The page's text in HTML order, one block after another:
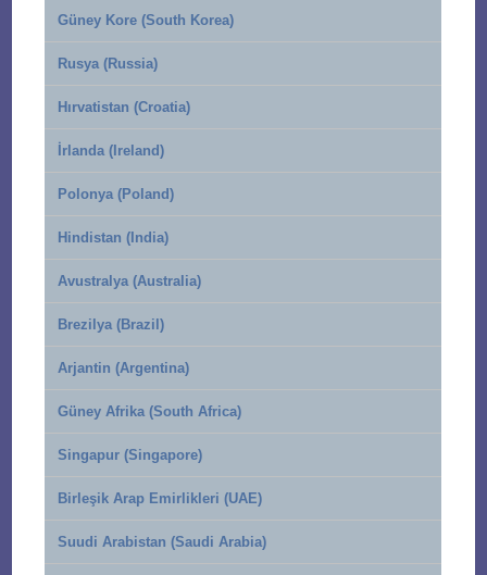
Güney Kore (South Korea)
Rusya (Russia)
Hırvatistan (Croatia)
İrlanda (Ireland)
Polonya (Poland)
Hindistan (India)
Avustralya (Australia)
Brezilya (Brazil)
Arjantin (Argentina)
Güney Afrika (South Africa)
Singapur (Singapore)
Birleşik Arap Emirlikleri (UAE)
Suudi Arabistan (Saudi Arabia)